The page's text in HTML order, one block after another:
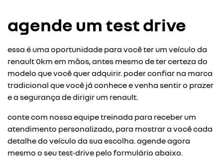
agende um test drive
essa é uma oportunidade para você ter um veículo da
renault 0km em mãos, antes mesmo de ter certeza do
modelo que você quer adquirir. poder confiar na marca
tradicional que você já conhece e venha sentir o prazer
e a segurança de dirigir um renault.
conte com nossa equipe treinada para receber um
atendimento personalizado, para mostrar a você cada
detalhe do veículo da sua escolha. agende agora
mesmo o seu test-drive pelo formulário abaixo.